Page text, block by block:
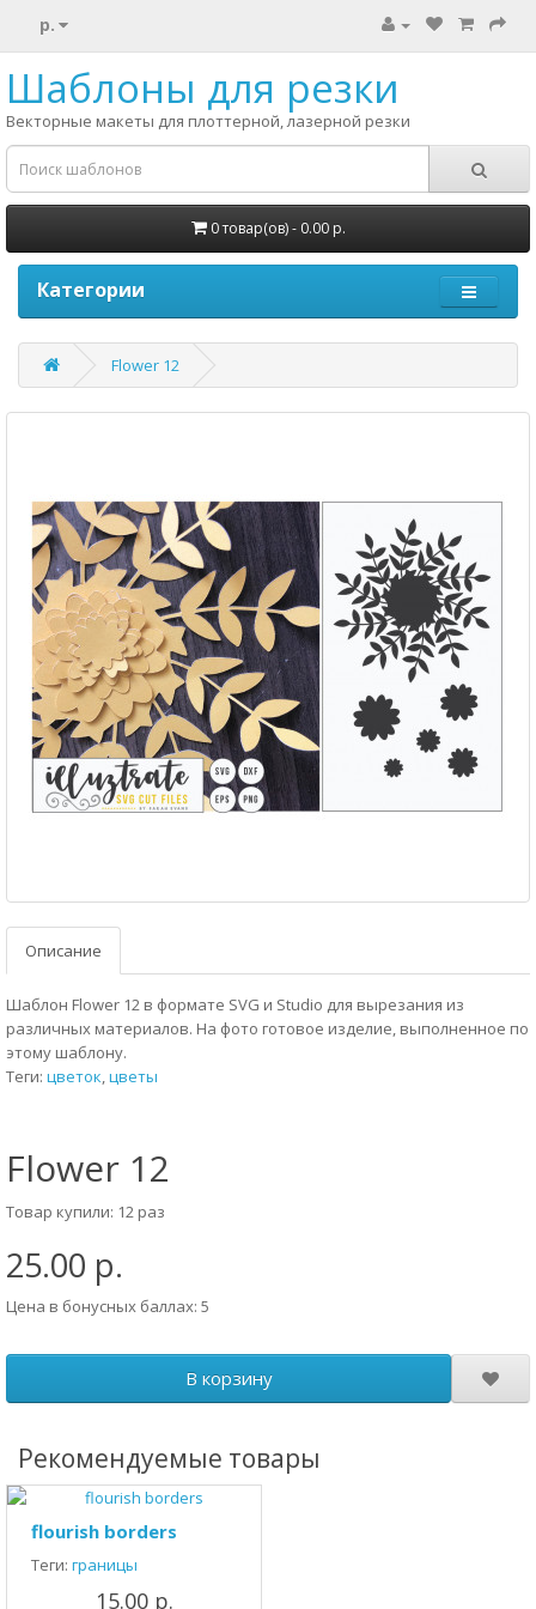
р.
Шаблоны для резки
Векторные макеты для плоттерной, лазерной резки
0 товар(ов) - 0.00 р.
Категории
Flower 12
Описание
Шаблон Flower 12 в формате SVG и Studio для вырезания из
различных материалов. На фото готовое изделие, выполненное по
этому шаблону.
Теги: цветок,цветы
Flower 12
Товар купили: 12 раз
25.00 р.
Цена в бонусных баллах: 5
В корзину
Рекомендуемые товары
flourish borders
Теги: границы
15.00 р.